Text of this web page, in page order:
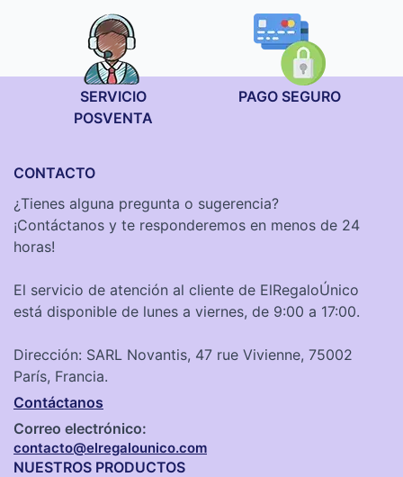
SERVICIO
POSVENTA
PAGO SEGURO
CONTACTO
¿Tienes alguna pregunta o sugerencia?
¡Contáctanos y te responderemos en menos de 24
horas!
El servicio de atención al cliente de ElRegaloÚnico
está disponible de lunes a viernes, de 9:00 a 17:00.
Dirección: SARL Novantis, 47 rue Vivienne, 75002
París, Francia.
Contáctanos
Correo electrónico:
contacto@elregalounico.com
NUESTROS PRODUCTOS